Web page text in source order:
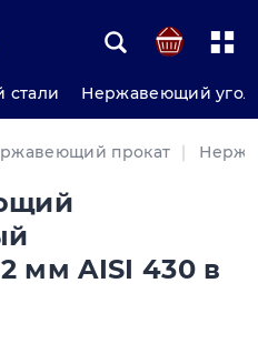
стали Нержавеющий
прокат
мм AISI 430 в